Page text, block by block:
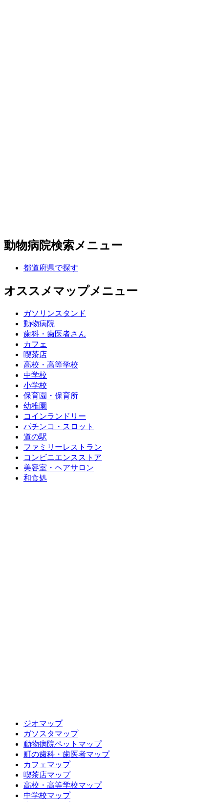
動物病院検索メニュー
都道府県で探す
オススメマップメニュー
ガソリンスタンド
動物病院
歯科・歯医者さん
カフェ
喫茶店
高校・高等学校
中学校
小学校
保育園・保育所
幼稚園
コインランドリー
パチンコ・スロット
道の駅
ファミリーレストラン
コンビニエンスストア
美容室・ヘアサロン
和食処
ジオマップ
ガソスタマップ
動物病院ペットマップ
町の歯科・歯医者マップ
カフェマップ
喫茶店マップ
高校・高等学校マップ
中学校マップ